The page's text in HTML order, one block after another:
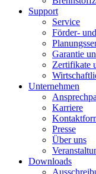
Support
Service
Förder-
Garantie
Zertifikate
Unternehmen
Karriere
Presse
Über uns
Downloads